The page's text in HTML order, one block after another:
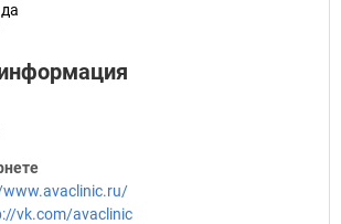
да
vk.com/avaclinic